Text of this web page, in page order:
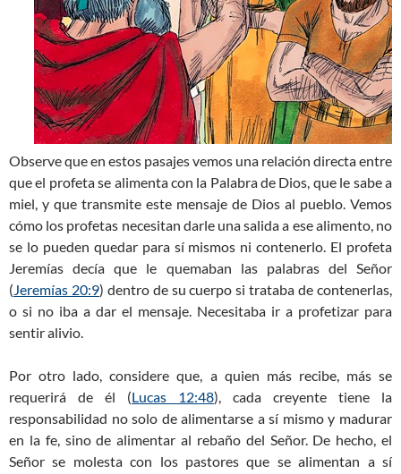
Observe que en estos pasajes vemos una relación directa entre
que el profeta se alimenta con la Palabra de Dios, que le sabe a
miel, y que transmite este mensaje de Dios al pueblo. Vemos
cómo los profetas necesitan darle una salida a ese alimento, no
se lo pueden quedar para sí mismos ni contenerlo. El profeta
Jeremías decía que le quemaban las palabras del Señor
(Jeremías 20:9) dentro de su cuerpo si trataba de contenerlas,
o si no iba a dar el mensaje. Necesitaba ir a profetizar para
sentir alivio.
Por otro lado, considere que, a quien más recibe, más se
requerirá de él (Lucas 12:48), cada creyente tiene la
responsabilidad no solo de alimentarse a sí mismo y madurar
en la fe, sino de alimentar al rebaño del Señor. De hecho, el
Señor se molesta con los pastores que se alimentan a sí